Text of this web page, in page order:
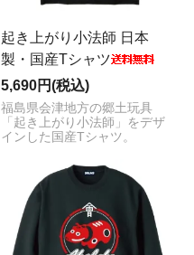
起き上がり小法師 日本
製・国産Tシャツ
5,690円(税込)
福島県会津地方の郷土玩具
「起き上がり小法師」をデザ
インした国産Tシャツ。